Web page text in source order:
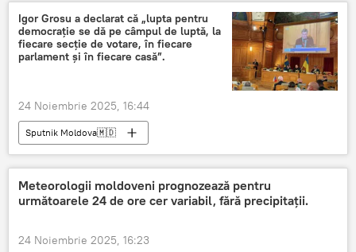
Igor Grosu a declarat că „lupta pentru
democrație se dă pe câmpul de luptă, la
fiecare secție de votare, în fiecare
parlament și în fiecare casă”.
24 Noiembrie 2025, 16:44
Sputnik Moldova🇲🇩
Meteorologii moldoveni prognozează pentru
următoarele 24 de ore cer variabil, fără precipitații.
24 Noiembrie 2025, 16:23